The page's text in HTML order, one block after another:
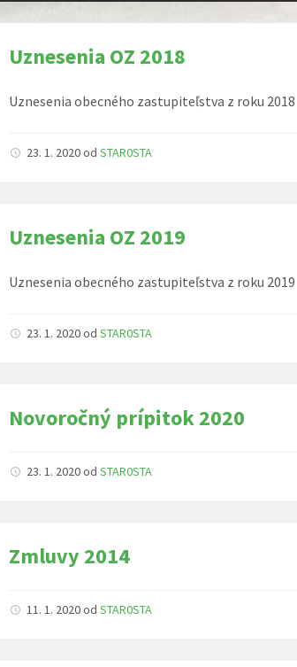
Uznesenia OZ 2018
Uznesenia obecného zastupiteľstva z roku 2018
23. 1. 2020odSTAR0STA
Uznesenia OZ 2019
Uznesenia obecného zastupiteľstva z roku 2019
23. 1. 2020odSTAR0STA
Novoročný prípitok 2020
23. 1. 2020odSTAR0STA
Zmluvy 2014
11. 1. 2020odSTAR0STA